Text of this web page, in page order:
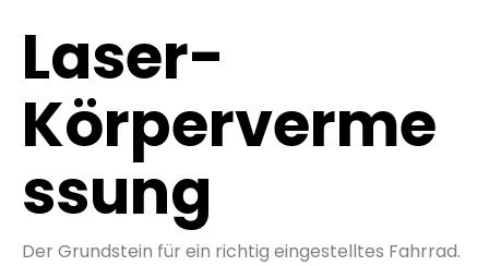
Laser-
Körperverme
ssung
Der Grundstein für ein richtig eingestelltes Fahrrad.